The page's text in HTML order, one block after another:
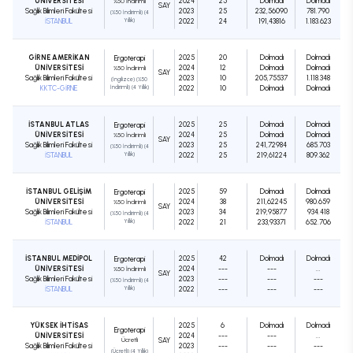
Sağlık Bilimleri Fakültesi
İSTANBUL
(%50 İndirimli) (4
Yıllık)
SAY
2023
2022
25
24
232,56090
191,43816
781.790
1.183.623
GİRNE AMERİKAN
ÜNİVERSİTESİ
Sağlık Bilimleri Fakültesi
KKTC-GİRNE
Ergoterapi
%50 İndirimli
(İngilizce) (%50
İndirimli) (4 Yıllık)
SAY
2025
2024
2023
2022
20
12
10
10
Dolmadı
Dolmadı
205,75537
Dolmadı
Dolmadı
Dolmadı
1.118.348
Dolmadı
İSTANBUL ATLAS
ÜNİVERSİTESİ
Sağlık Bilimleri Fakültesi
İSTANBUL
Ergoterapi
%50 İndirimli
(%50 İndirimli) (4
Yıllık)
SAY
2025
2024
2023
2022
25
25
25
25
Dolmadı
Dolmadı
241,72984
219,61224
Dolmadı
Dolmadı
685.703
809.362
İSTANBUL GELİŞİM
ÜNİVERSİTESİ
Sağlık Bilimleri Fakültesi
İSTANBUL
Ergoterapi
%50 İndirimli
(%50 İndirimli) (4
Yıllık)
SAY
2025
2024
2023
2022
59
38
34
21
Dolmadı
211,62245
219,95877
233,93371
Dolmadı
980.659
934.418
652.706
İSTANBUL MEDİPOL
ÜNİVERSİTESİ
Sağlık Bilimleri Fakültesi
İSTANBUL
Ergoterapi
%50 İndirimli
(%50 İndirimli) (4
Yıllık)
SAY
2025
2024
2023
2022
42
---
---
---
Dolmadı
---
---
---
Dolmadı
---
---
YÜKSEK İHTİSAS
ÜNİVERSİTESİ
Sağlık Bilimleri Fakültesi
Ergoterapi
Ücretli
(Ücretli) (4 Yıllık)
SAY
2025
2024
2023
6
---
---
Dolmadı
---
---
Dolmadı
---